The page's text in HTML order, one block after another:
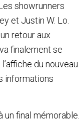
showrunners
et Justin W. Lo.
retour aux
finalement se
du nouveau
informations
un final mémorable.